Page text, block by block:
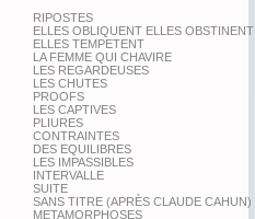
RIPOSTES
ELLES OBLIQUENT ELLES OBSTINENT
ELLES TEMPETENT
LA FEMME QUI CHAVIRE
LES REGARDEUSES
LES CHUTES
PROOFS
LES CAPTIVES
PLIURES
CONTRAINTES
DES EQUILIBRES
LES IMPASSIBLES
INTERVALLE
SUITE
SANS TITRE (APRÈS CLAUDE CAHUN)
METAMORPHOSES